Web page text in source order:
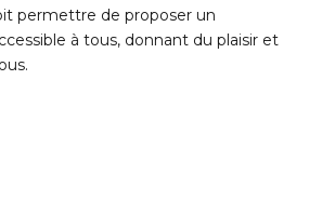
permettre de proposer un
à tous, donnant du plaisir et